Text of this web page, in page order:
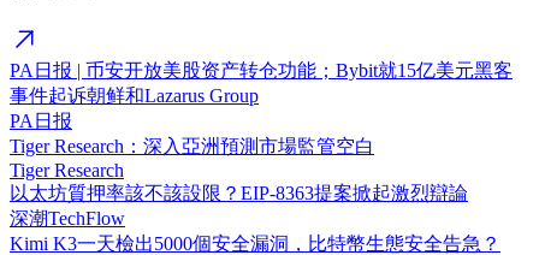
PA日报 | 币安开放美股资产转仓功能；Bybit就15亿美元黑客
事件起诉朝鲜和Lazarus Group
PA日报
Tiger Research：深入亞洲預測市場監管空白
Tiger Research
以太坊質押率該不該設限？EIP-8363提案掀起激烈辯論
深潮TechFlow
Kimi K3一天檢出5000個安全漏洞，比特幣生態安全告急？